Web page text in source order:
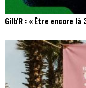
Gilb’R : « Être encore